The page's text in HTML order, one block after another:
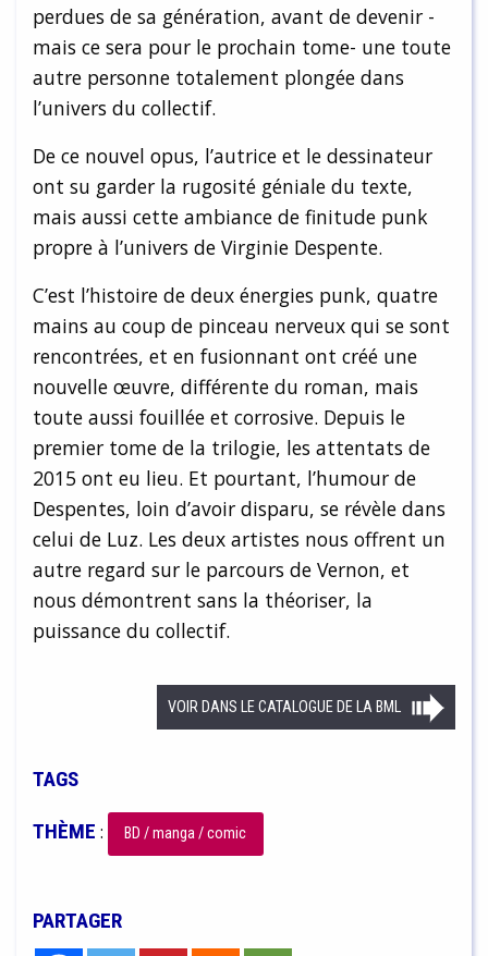
perdues de sa génération, avant de devenir -
mais ce sera pour le prochain tome- une toute
autre personne totalement plongée dans
l’univers du collectif.
De ce nouvel opus, l’autrice et le dessinateur
ont su garder la rugosité géniale du texte,
mais aussi cette ambiance de finitude punk
propre à l’univers de Virginie Despente.
C’est l’histoire de deux énergies punk, quatre
mains au coup de pinceau nerveux qui se sont
rencontrées, et en fusionnant ont créé une
nouvelle œuvre, différente du roman, mais
toute aussi fouillée et corrosive. Depuis le
premier tome de la trilogie, les attentats de
2015 ont eu lieu. Et pourtant, l’humour de
Despentes, loin d’avoir disparu, se révèle dans
celui de Luz. Les deux artistes nous offrent un
autre regard sur le parcours de Vernon, et
nous démontrent sans la théoriser, la
puissance du collectif.
VOIR DANS LE CATALOGUE DE LA BML
TAGS
THÈME : BD / manga / comic
PARTAGER